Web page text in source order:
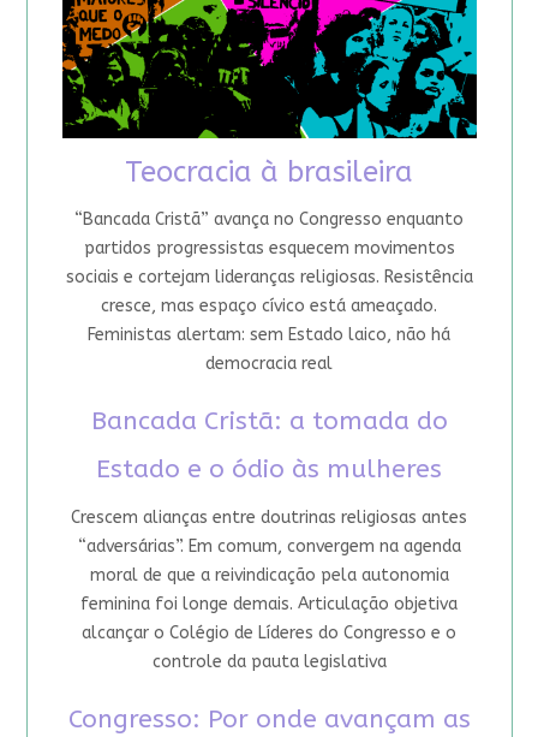
Teocracia à brasileira
“Bancada Cristã” avança no Congresso enquanto
partidos progressistas esquecem movimentos
sociais e cortejam lideranças religiosas. Resistência
cresce, mas espaço cívico está ameaçado.
Feministas alertam: sem Estado laico, não há
democracia real
Bancada Cristã: a tomada do
Estado e o ódio às mulheres
Crescem alianças entre doutrinas religiosas antes
“adversárias”. Em comum, convergem na agenda
moral de que a reivindicação pela autonomia
feminina foi longe demais. Articulação objetiva
alcançar o Colégio de Líderes do Congresso e o
controle da pauta legislativa
Congresso: Por onde avançam as